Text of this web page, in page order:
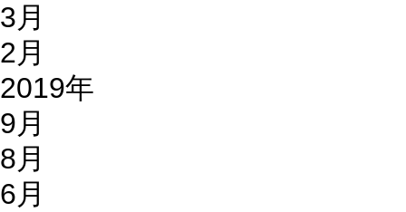
3月
2月
2019年
9月
8月
6月